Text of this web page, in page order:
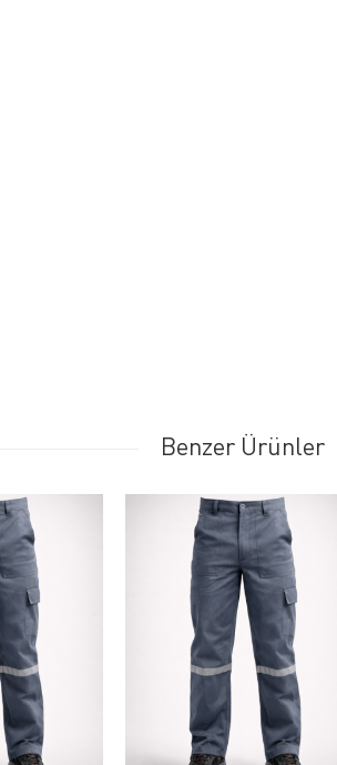
Benzer Ürünler